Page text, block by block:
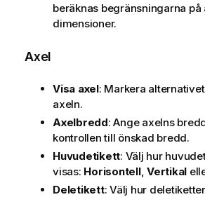
beräknas begränsningarna
dimensioner.
Axel
Visa axel: Markera
axeln.
Axelbredd: Ange axelns
kontrollen till önskad bredd.
Huvudetikett: Välj hur
visas: Horisontell, Vertikal
Deletikett: Välj hur